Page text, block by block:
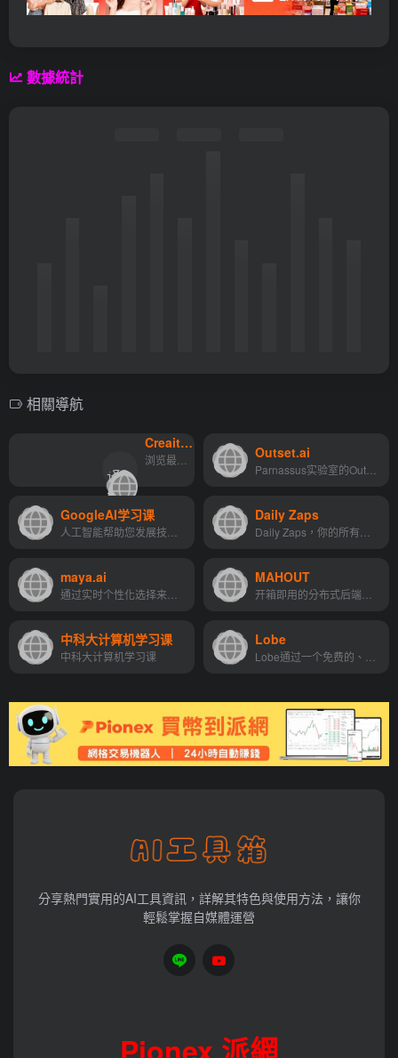
數據統計
相關導航
译
站
点
">
Creaitives 翻译站点
Outset.ai
GoogleAI学习课 Daily Zaps
maya.ai MAHOUT
中科大计算机学习课
中科大计算机学习课
Lobe
分享熱門實用的AI工具資訊，詳解其特色與使用方法，讓你
輕鬆掌握自媒體運營
Pionex 派網